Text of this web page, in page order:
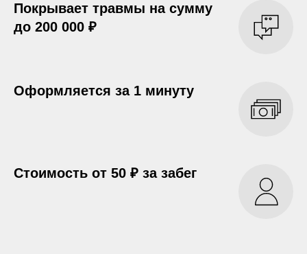
Покрывает травмы на сумму
до 200 000 ₽
Оформляется за 1 минуту
Стоимость от 50 ₽ за забег